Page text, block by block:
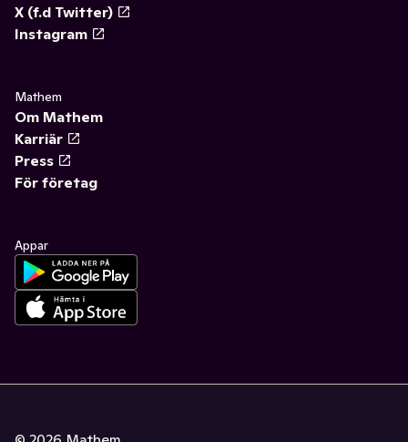
X (f.d Twitter)
Instagram
Mathem
Om Mathem
Karriär
Press
För företag
Appar